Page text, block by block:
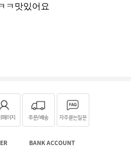
ㅋ맛있어요
페이지 주문/배송 자주묻는질문
BANK ACCOUNT